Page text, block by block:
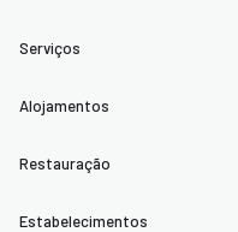
Serviços
Alojamentos
Restauração
Estabelecimentos